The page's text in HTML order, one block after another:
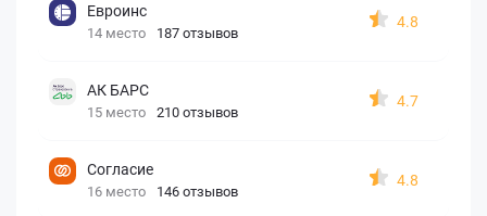
Евроинс
14 место 187 отзывов
4.8
АК БАРС
15 место 210 отзывов
4.7
Согласие
16 место 146 отзывов
4.8